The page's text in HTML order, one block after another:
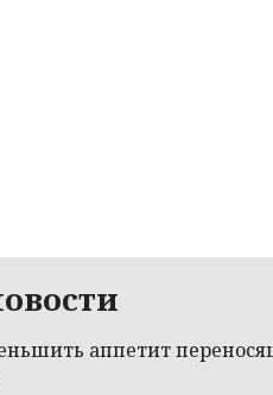
аппетит